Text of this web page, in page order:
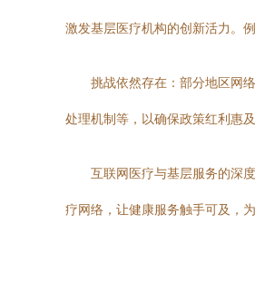
激发基层医疗机构的创新活力。
挑战依然存在：部分地区网
处理机制等，以确保政策红利惠及
互联网医疗与基层服务的深
疗网络，让健康服务触手可及，